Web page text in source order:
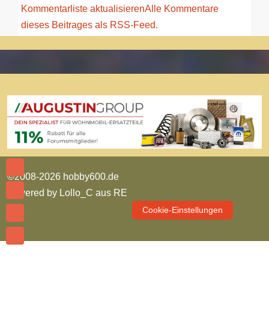
Kommentarliste aktualisierenAlle Kommentare
dieses Beitrages als RSS-Feed.
©2008-2026 hobby600.de
powered by Lollo_C aus RE
Cookie-Einstellungen